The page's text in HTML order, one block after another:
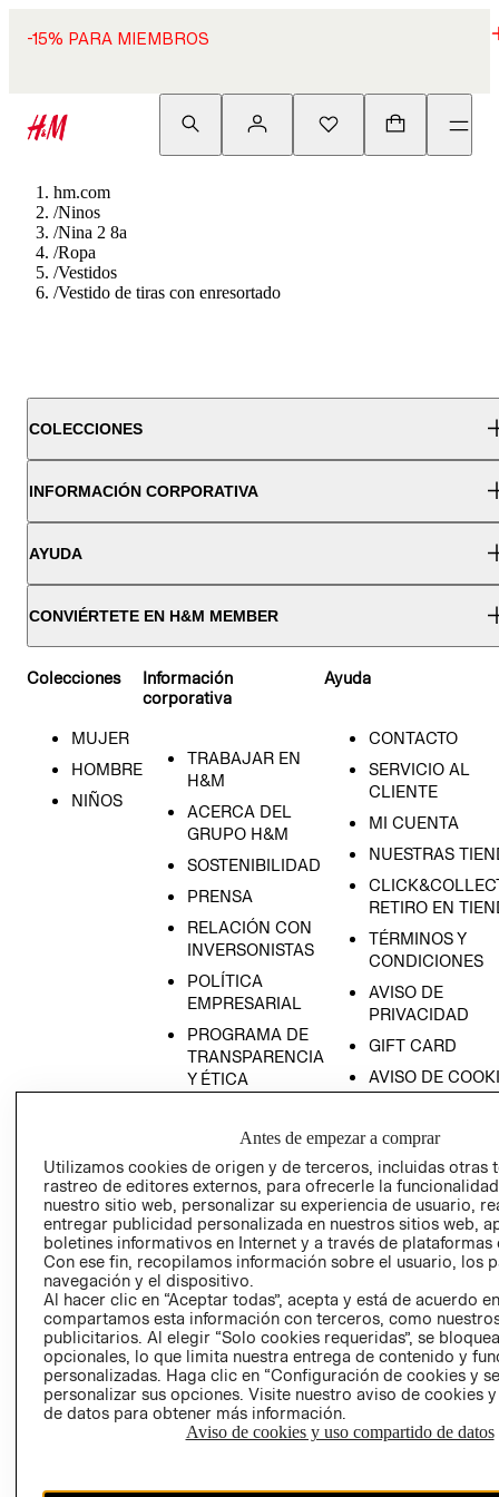
-15% PARA MIEMBROS
hm.com
/Ninos
/Nina 2 8a
/Ropa
/Vestidos
/Vestido de tiras con enresortado
COLECCIONES
INFORMACIÓN CORPORATIVA
AYUDA
CONVIÉRTETE EN H&M MEMBER
Colecciones
MUJER
HOMBRE
NIÑOS
Información
corporativa
TRABAJAR EN
H&M
ACERCA DEL
GRUPO H&M
SOSTENIBILIDAD
PRENSA
RELACIÓN CON
INVERSONISTAS
POLÍTICA
EMPRESARIAL
PROGRAMA DE
TRANSPARENCIA
Y ÉTICA
PROGRAMA DE
Y ÉTICA (INGLÉS)
Ayuda
CONTACTO
SERVICIO AL
CLIENTE
MI CUENTA
NUESTRAS
RETIRO EN
TÉRMINOS Y
CONDICIONES
AVISO DE
PRIVACIDAD
GIFT CARD
AVISO DE
COMERCIO - SIC
PETICIONES
QUEJAS Y
RECLAMOS
Colombia ($)
CAMBIAR REGIÓN
Antes de empezar a comprar
Utilizamos cookies de origen y de terceros, incluidas otras
rastreo de editores externos, para ofrecerle la
nuestro sitio web, personalizar su experiencia de usuario,
entregar publicidad personalizada en nuestros sitios web,
boletines informativos en Internet y a través de plataformas
Con ese fin, recopilamos información sobre el usuario, los
navegación y el dispositivo.
Al hacer clic en “Aceptar todas”, acepta y está de acuerdo
compartamos esta información con terceros, como
publicitarios. Al elegir “Solo cookies requeridas”, se
opcionales, lo que limita nuestra entrega de contenido y
personalizadas. Haga clic en “Configuración de cookies y
personalizar sus opciones. Visite nuestro aviso de cookies
de datos para obtener más información.
Aviso de cookies y uso compartido de datos